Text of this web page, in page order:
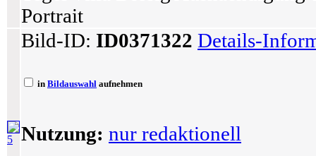
Portrait
5
Bild-ID: ID0371322 Details-
in Bildauswahl aufnehmen
Nutzung: nur redaktionell